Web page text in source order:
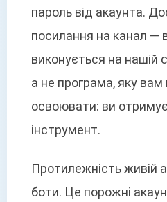
пароль від акаунта.
посилання на канал —
виконується на нашій
а не програма, яку
освоювати: ви
інструмент.
Протилежність живій
боти. Це порожні